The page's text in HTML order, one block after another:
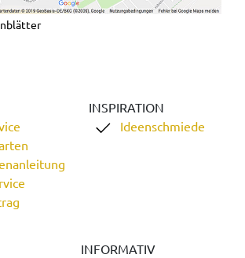
INSPIRATION
Ideenschmiede
INFORMATIV